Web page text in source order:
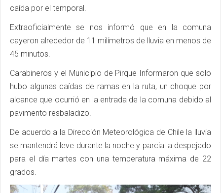
caída por el temporal.
Extraoficialmente se nos informó que en la comuna
cayeron alrededor de 11 milímetros de lluvia en menos de
45 minutos.
Carabineros y el Municipio de Pirque Informaron que solo
hubo algunas caídas de ramas en la ruta, un choque por
alcance que ocurrió en la entrada de la comuna debido al
pavimento resbaladizo.
De acuerdo a la Dirección Meteorológica de Chile la lluvia
se mantendrá leve durante la noche y parcial a despejado
para el día martes con una temperatura máxima de 22
grados.